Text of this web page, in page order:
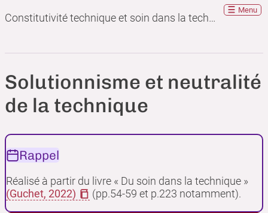
Constitutivité technique et soin dans la technique
Menu
Solutionnisme et neutralité
de la technique
Rappel
Réalisé à partir du livre « Du soin dans la technique »
(Guchet, 2022)
(pp.54-59 et p.223 notamment).